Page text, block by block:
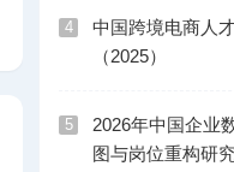
4
中国跨境电商人
（2025）
5
2026年中国企业
图与岗位重构研